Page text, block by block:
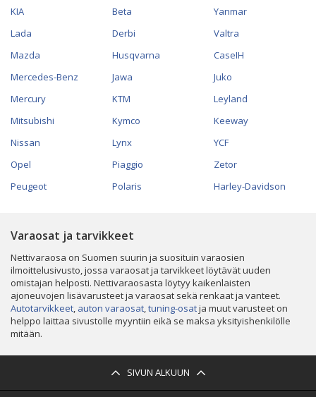
KIA
Lada
Mazda
Mercedes-Benz
Mercury
Mitsubishi
Nissan
Opel
Peugeot
Beta
Derbi
Husqvarna
Jawa
KTM
Kymco
Lynx
Piaggio
Polaris
Yanmar
Valtra
CaseIH
Juko
Leyland
Keeway
YCF
Zetor
Harley-Davidson
Varaosat ja tarvikkeet
Nettivaraosa on Suomen suurin ja suosituin varaosien
ilmoittelusivusto, jossa varaosat ja tarvikkeet löytävät uuden
omistajan helposti. Nettivaraosasta löytyy kaikenlaisten
ajoneuvojen lisävarusteet ja varaosat sekä renkaat ja vanteet.
Autotarvikkeet, auton varaosat,tuning-osatja muut varusteet on
helppo laittaa sivustolle myyntiin eikä se maksa yksityishenkilölle
mitään.
SIVUN ALKUUN